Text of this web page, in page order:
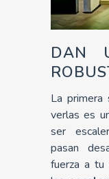
DAN
La primera
verlas es
ser
pasan
fuerza a tu